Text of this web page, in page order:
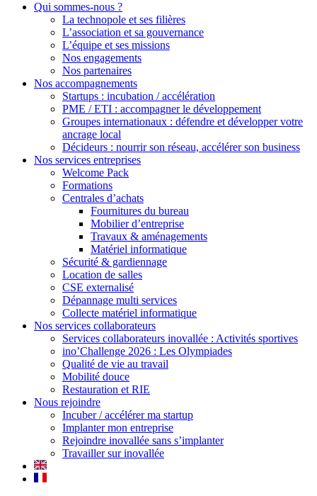
Qui sommes-nous ?
La technopole et ses filières
L’association et sa gouvernance
L’équipe et ses missions
Nos engagements
Nos partenaires
Nos accompagnements
Startups : incubation / accélération
PME / ETI : accompagner le développement
Groupes internationaux : défendre et développer votre
ancrage local
Décideurs : nourrir son réseau, accélérer son business
Nos services entreprises
Welcome Pack
Formations
Centrales d’achats
Fournitures du bureau
Mobilier d’entreprise
Travaux & aménagements
Matériel informatique
Sécurité & gardiennage
Location de salles
CSE externalisé
Dépannage multi services
Collecte matériel informatique
Nos services collaborateurs
Services collaborateurs inovallée : Activités sportives
ino’Challenge 2026 : Les Olympiades
Qualité de vie au travail
Mobilité douce
Restauration et RIE
Nous rejoindre
Incuber / accélérer ma startup
Implanter mon entreprise
Rejoindre inovallée sans s’implanter
Travailler sur inovallée